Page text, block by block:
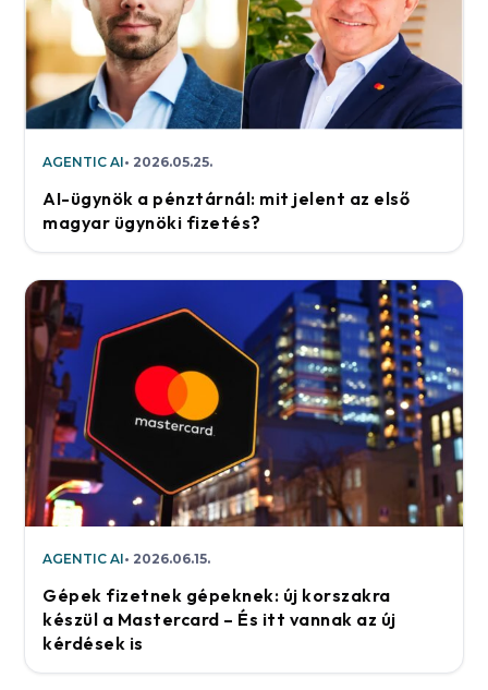
AGENTIC AI 2026.05.25.
AI-ügynök a pénztárnál: mit jelent az első
magyar ügynöki fizetés?
AGENTIC AI 2026.06.15.
Gépek fizetnek gépeknek: új korszakra
készül a Mastercard – És itt vannak az új
kérdések is